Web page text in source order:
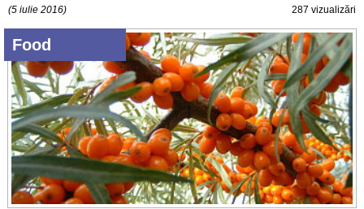
(5 iulie 2016) 287 vizualizări
Food